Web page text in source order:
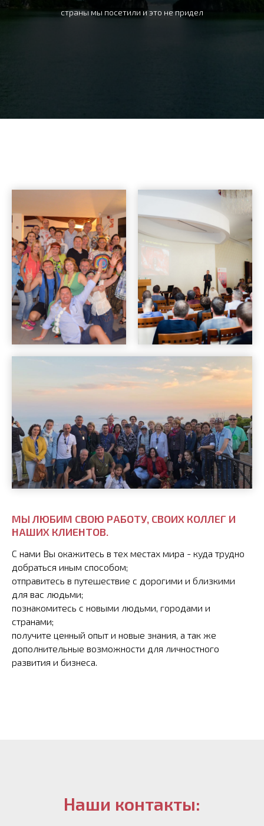
страны мы посетили и это не придел
МЫ ЛЮБИМ СВОЮ РАБОТУ, СВОИХ КОЛЛЕГ И
НАШИХ КЛИЕНТОВ.
С нами Вы окажитесь в тех местах мира - куда трудно
добраться иным способом;
отправитесь в путешествие с дорогими и близкими
для вас людьми;
познакомитесь с новыми людьми, городами и
странами;
получите ценный опыт и новые знания, а так же
дополнительные возможности для личностного
развития и бизнеса.
Наши контакты: